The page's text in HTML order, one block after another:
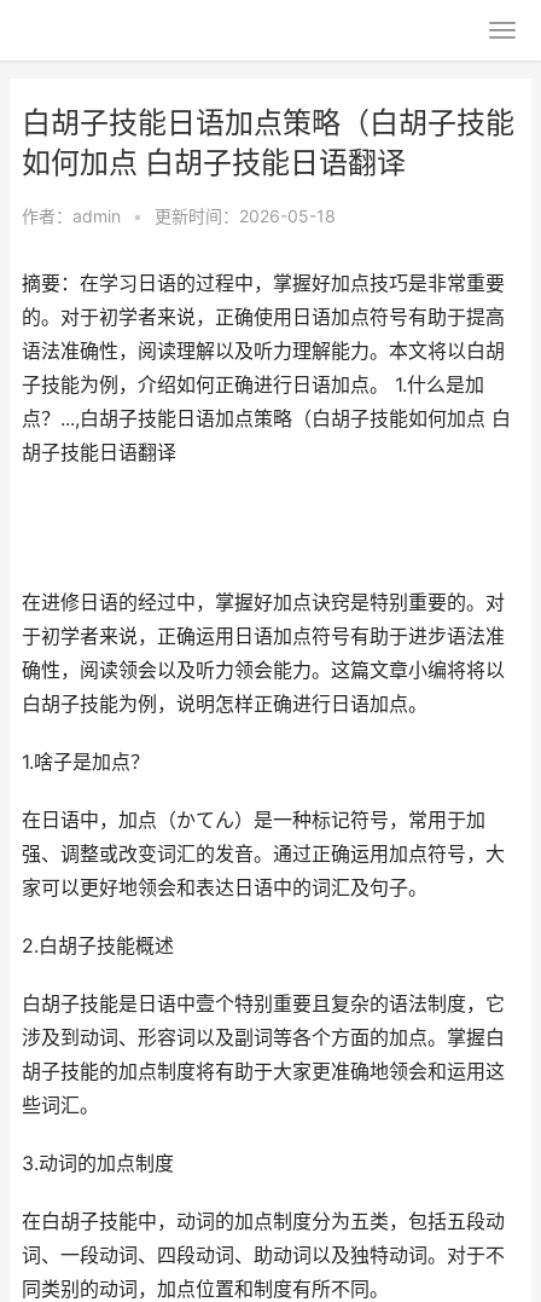
白胡子技能日语加点策略（白胡子技能
如何加点 白胡子技能日语翻译
作者： admin • 更新时间：2026-05-18
摘要：在学习日语的过程中，掌握好加点技巧是非常重要
的。对于初学者来说，正确使用日语加点符号有助于提高
语法准确性，阅读理解以及听力理解能力。本文将以白胡
子技能为例，介绍如何正确进行日语加点。 1.什么是加
点？...,白胡子技能日语加点策略（白胡子技能如何加点 白
胡子技能日语翻译
在进修日语的经过中，掌握好加点诀窍是特别重要的。对
于初学者来说，正确运用日语加点符号有助于进步语法准
确性，阅读领会以及听力领会能力。这篇文章小编将将以
白胡子技能为例，说明怎样正确进行日语加点。
1.啥子是加点？
在日语中，加点（かてん）是一种标记符号，常用于加
强、调整或改变词汇的发音。通过正确运用加点符号，大
家可以更好地领会和表达日语中的词汇及句子。
2.白胡子技能概述
白胡子技能是日语中壹个特别重要且复杂的语法制度，它
涉及到动词、形容词以及副词等各个方面的加点。掌握白
胡子技能的加点制度将有助于大家更准确地领会和运用这
些词汇。
3.动词的加点制度
在白胡子技能中，动词的加点制度分为五类，包括五段动
词、一段动词、四段动词、助动词以及独特动词。对于不
同类别的动词，加点位置和制度有所不同。